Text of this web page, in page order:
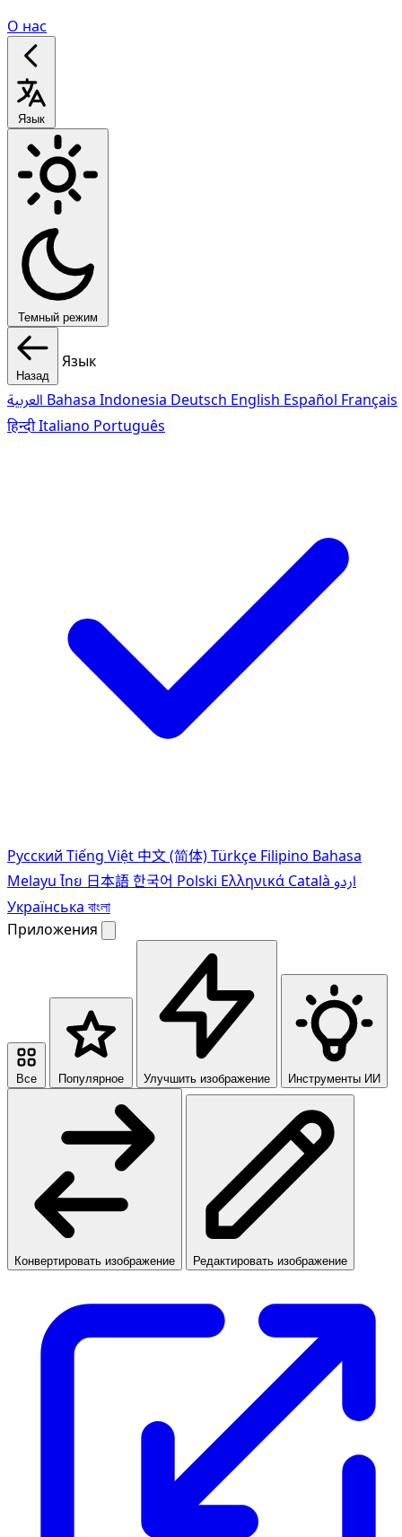
О нас
Язык
Темный режим
Назад
Язык
Bahasa Indonesia Deutsch English Español Français
हिन्दीItaliano Português
Pусский Tiếng Việt 中文 (简体)Türkçe Filipino Bahasa
Melayu ไทย 日本語한국어 Polski Ελληνικά Català اردو
Українська বাংলা
Приложения
Все Популярное Улучшить изображение Инструменты ИИ
Конвертировать изображение Редактировать изображение